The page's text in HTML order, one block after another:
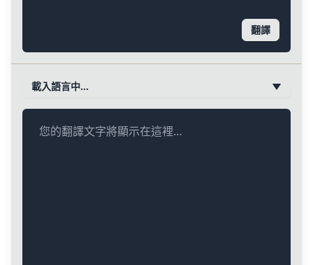
翻譯
載入語言中…
您的翻譯文字將顯示在這裡…